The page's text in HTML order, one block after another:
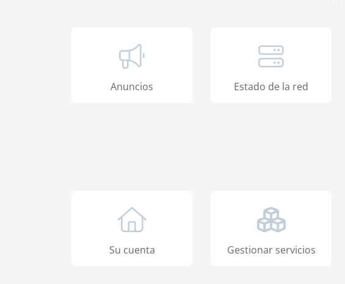
Anuncios Estado de la red
Su cuenta Gestionar servicios